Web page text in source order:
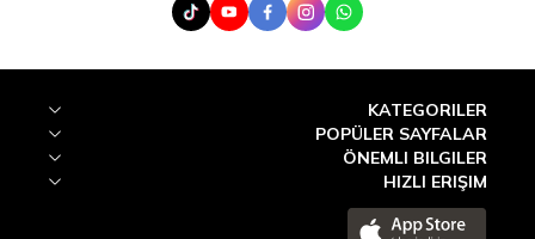
WhatsApp
Instagram
Facebook
Youtube
Tik Tok
KATEGORILER
POPÜLER SAYFALAR
ÖNEMLI BILGILER
HIZLI ERIŞIM